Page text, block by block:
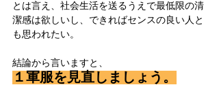
とは言え、社会生活を送るうえで最低限の清
潔感は欲しいし、できればセンスの良い人と
も思われたい。
結論から言いますと、
１軍服を見直しましょう。